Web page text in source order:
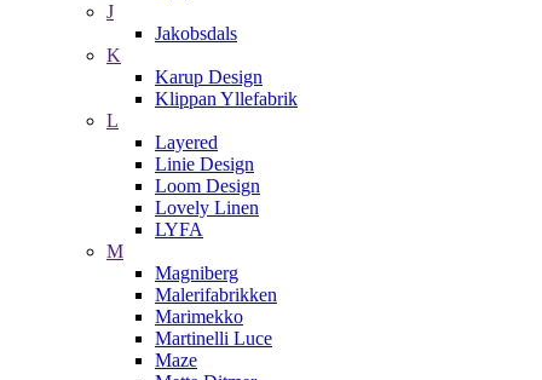
J
Jakobsdals
K
Karup Design
Klippan Yllefabrik
L
Layered
Linie Design
Loom Design
Lovely Linen
LYFA
M
Magniberg
Malerifabrikken
Marimekko
Martinelli Luce
Maze